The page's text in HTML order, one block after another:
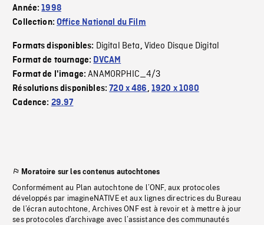
Année:1998
Collection:Office National du Film
Formats disponibles: Digital Beta, Video Disque Digital
Format de tournage: DVCAM
Format de l'image:ANAMORPHIC_4/3
Résolutions disponibles:720 x 486, 1920 x 1080
Cadence: 29.97
Moratoire sur les contenus autochtones
Conformément au Plan autochtone de l’ONF, aux protocoles
développés par imagineNATIVE et aux lignes directrices du Bureau
de l’écran autochtone, Archives ONF est à revoir et à mettre à jour
ses protocoles d’archivage avec l’assistance des communautés